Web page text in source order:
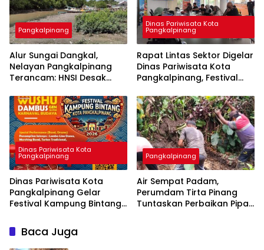
Pangkalpinang
Alur Sungai Dangkal,
Nelayan Pangkalpinang
Terancam: HNSI Desak
Dinas Pariwisata Kota
Pangkalpinang
Rapat Lintas Sektor Digelar
Dinas Pariwisata Kota
Pangkalpinang, Festival
Siap Angkat Budaya
Cengbeng di
Pangkalpinang
Dinas Pariwisata Kota
Pangkalpinang
Dinas Pariwisata Kota
Pangkalpinang Gelar
Festival Kampung Bintang
hingga Lomba Fashion
Show
Pangkalpinang
Air Sempat Padam,
Perumdam Tirta Pinang
Tuntaskan Perbaikan Pipa
Baca Juga